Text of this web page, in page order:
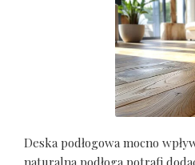
Deska podłogowa mocno
naturalna podłoga potrafi